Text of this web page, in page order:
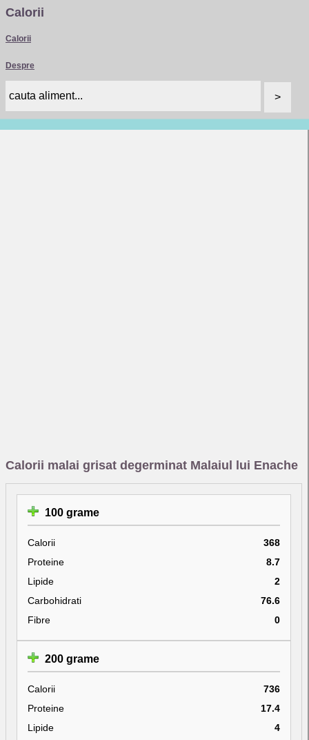
Calorii
Calorii
Despre
Calorii malai grisat degerminat Malaiul lui Enache
100 grame
Calorii
368
Proteine
8.7
Lipide
2
Carbohidrati
76.6
Fibre
0
200 grame
Calorii
736
Proteine
17.4
Lipide
4